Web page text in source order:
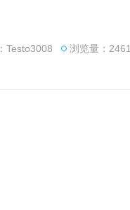
Testo3008 浏览量：2461